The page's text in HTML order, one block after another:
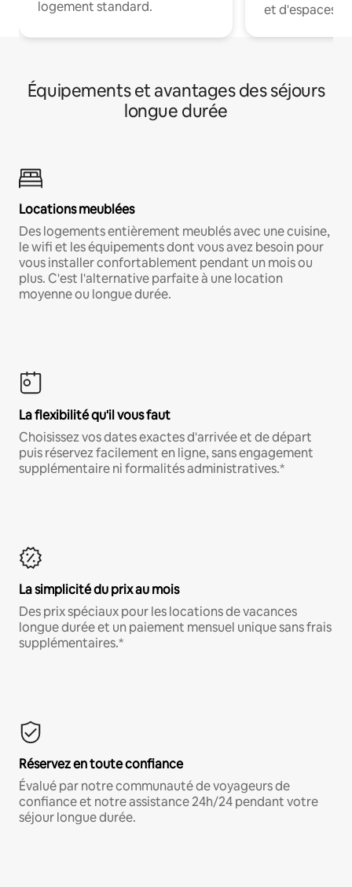
logement standard.
et d'espaces
Équipements et avantages des séjours
longue durée
Locations meublées
Des logements entièrement meublés avec une cuisine,
le wifi et les équipements dont vous avez besoin pour
vous installer confortablement pendant un mois ou
plus. C'est l'alternative parfaite à une location
moyenne ou longue durée.
La flexibilité qu'il vous faut
Choisissez vos dates exactes d'arrivée et de départ
puis réservez facilement en ligne, sans engagement
supplémentaire ni formalités administratives.*
La simplicité du prix au mois
Des prix spéciaux pour les locations de vacances
longue durée et un paiement mensuel unique sans frais
supplémentaires.*
Réservez en toute confiance
Évalué par notre communauté de voyageurs de
confiance et notre assistance 24h/24 pendant votre
séjour longue durée.